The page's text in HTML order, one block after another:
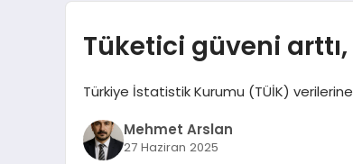
Tüketici güveni
Türkiye İstatistik Kurumu (TÜİK)
Mehmet Arslan
27 Haziran 2025